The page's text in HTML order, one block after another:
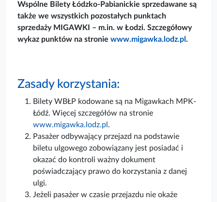
Wspólne Bilety Łódzko-Pabianickie sprzedawane są
także we wszystkich pozostałych punktach
sprzedaży MIGAWKI – m.in. w Łodzi. Szczegółowy
wykaz punktów na stronie www.migawka.lodz.pl .
Zasady korzystania:
Bilety WBŁP kodowane są na Migawkach MPK-
Łódź. Więcej szczegółów na stronie
www.migawka.lodz.pl .
Pasażer odbywający przejazd na podstawie
biletu ulgowego zobowiązany jest posiadać i
okazać do kontroli ważny dokument
poświadczający prawo do korzystania z danej
ulgi.
Jeżeli pasażer w czasie przejazdu nie okaże